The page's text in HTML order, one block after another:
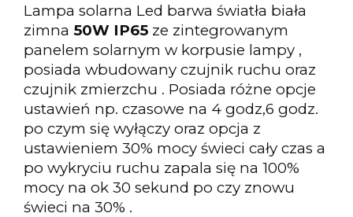
Lampa solarna Led barwa światła biała
zimna 50W IP65 ze zintegrowanym
panelem solarnym w korpusie lampy ,
posiada wbudowany czujnik ruchu oraz
czujnik zmierzchu . Posiada różne opcje
ustawień np. czasowe na 4 godz,6 godz.
po czym się wyłączy oraz opcja z
ustawieniem 30% mocy świeci cały czas a
po wykryciu ruchu zapala się na 100%
mocy na ok 30 sekund po czy znowu
świeci na 30% .